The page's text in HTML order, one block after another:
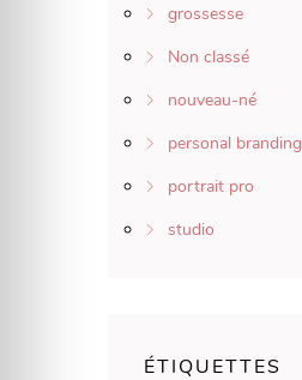
grossesse
Non classé
nouveau-né
personal branding
portrait pro
studio
ÉTIQUETTES